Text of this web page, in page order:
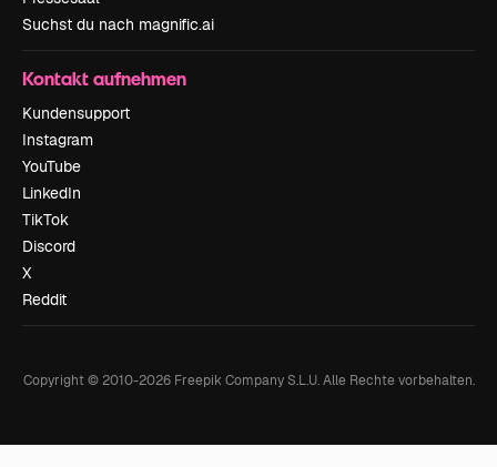
Suchst du nach magnific.ai
Kontakt aufnehmen
Kundensupport
Instagram
YouTube
LinkedIn
TikTok
Discord
X
Reddit
Copyright © 2010-2026Freepik Company S.L.U. Alle Rechte vorbehalten.